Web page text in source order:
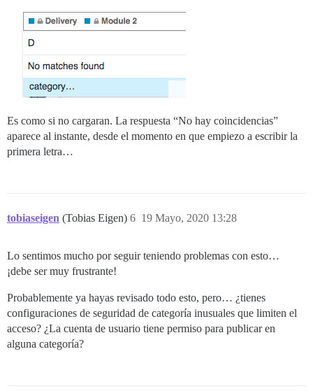
Es como si no cargaran. La respuesta “No hay coincidencias”
aparece al instante, desde el momento en que empiezo a escribir la
primera letra…
tobiaseigen (Tobias Eigen) 19 Mayo, 2020 13:28
6
Lo sentimos mucho por seguir teniendo problemas con esto…
¡debe ser muy frustrante!
Probablemente ya hayas revisado todo esto, pero… ¿tienes
configuraciones de seguridad de categoría inusuales que limiten el
acceso? ¿La cuenta de usuario tiene permiso para publicar en
alguna categoría?